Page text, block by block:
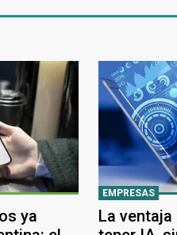
ya
EMPRESAS
La